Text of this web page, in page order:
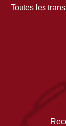
Toutes les